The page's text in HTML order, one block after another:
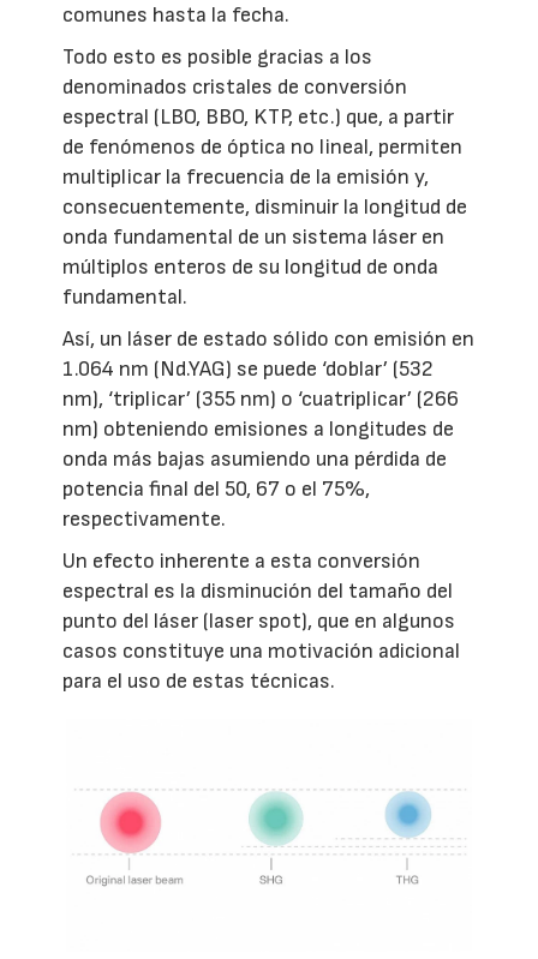
comunes hasta la fecha.
Todo esto es posible gracias a los
denominados cristales de conversión
espectral (LBO, BBO, KTP, etc.) que, a partir
de fenómenos de óptica no lineal, permiten
multiplicar la frecuencia de la emisión y,
consecuentemente, disminuir la longitud de
onda fundamental de un sistema láser en
múltiplos enteros de su longitud de onda
fundamental.
Así, un láser de estado sólido con emisión en
1.064 nm (Nd.YAG) se puede ‘doblar’ (532
nm), ‘triplicar’ (355 nm) o ‘cuatriplicar’ (266
nm) obteniendo emisiones a longitudes de
onda más bajas asumiendo una pérdida de
potencia final del 50, 67 o el 75%,
respectivamente.
Un efecto inherente a esta conversión
espectral es la disminución del tamaño del
punto del láser (laser spot), que en algunos
casos constituye una motivación adicional
para el uso de estas técnicas.